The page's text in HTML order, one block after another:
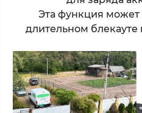
Эта функция может
длительном блекауте